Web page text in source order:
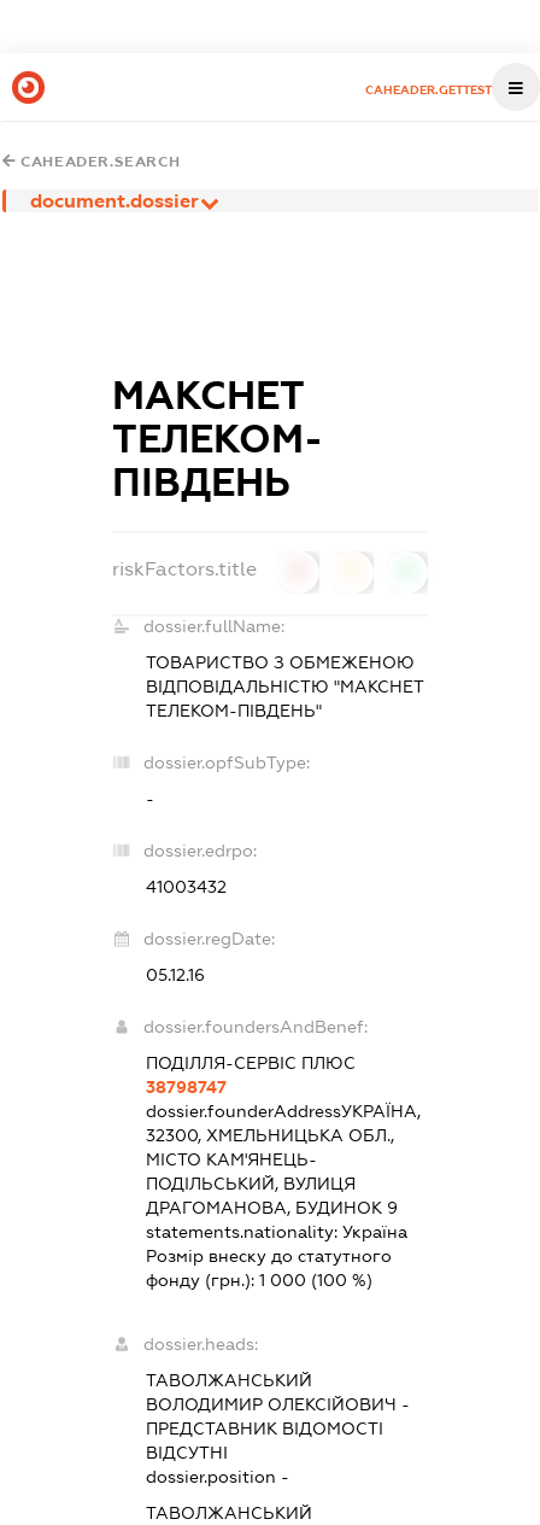
CAHEADER.GETTEST
CAHEADER.SEARCH
document.dossier
МАКСНЕТ
ТЕЛЕКОМ-
ПІВДЕНЬ
riskFactors.title
dossier.fullName:
ТОВАРИСТВО З ОБМЕЖЕНОЮ
ВІДПОВІДАЛЬНІСТЮ "МАКСНЕТ
ТЕЛЕКОМ-ПІВДЕНЬ"
dossier.opfSubType:
-
dossier.edrpo:
41003432
dossier.regDate:
05.12.16
dossier.foundersAndBenef:
ПОДІЛЛЯ-СЕРВІС ПЛЮС
38798747
dossier.founderAddressУКРАЇНА,
32300, ХМЕЛЬНИЦЬКА ОБЛ.,
МІСТО КАМ'ЯНЕЦЬ-
ПОДІЛЬСЬКИЙ, ВУЛИЦЯ
ДРАГОМАНОВА, БУДИНОК 9
statements.nationality: Україна
Розмір внеску до статутного
фонду (грн.): 1 000 (100 %)
dossier.heads:
ТАВОЛЖАНСЬКИЙ
ВОЛОДИМИР ОЛЕКСІЙОВИЧ -
ПРЕДСТАВНИК ВІДОМОСТІ
ВІДСУТНІ
dossier.position -
ТАВОЛЖАНСЬКИЙ